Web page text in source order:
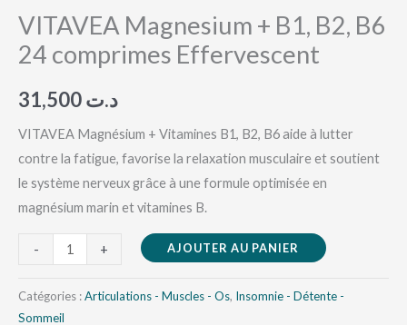
VITAVEA Magnesium + B1, B2, B6
24 comprimes Effervescent
د.ت
VITAVEA Magnésium + Vitamines B1, B2, B6 aide à lutter
contre la fatigue, favorise la relaxation musculaire et soutient
le système nerveux grâce à une formule optimisée en
magnésium marin et vitamines B.
-
B6
24
comprimes
Effervescent
+ AJOUTER AU PANIER
Catégories :Articulations - Muscles - Os, Insomnie - Détente -
Sommeil